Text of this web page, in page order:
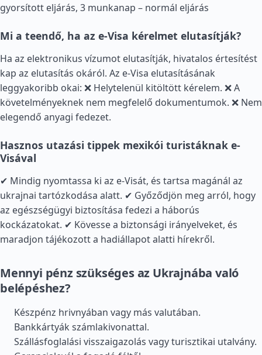
gyorsított eljárás, 3 munkanap – normál eljárás
Mi a teendő, ha az e-Visa kérelmet elutasítják?
Ha az elektronikus vízumot elutasítják, hivatalos értesítést
kap az elutasítás okáról. Az e-Visa elutasításának
leggyakoribb okai: ❌ Helytelenül kitöltött kérelem. ❌ A
követelményeknek nem megfelelő dokumentumok. ❌ Nem
elegendő anyagi fedezet.
Hasznos utazási tippek mexikói turistáknak e-
Visával
✔ Mindig nyomtassa ki az e-Visát, és tartsa magánál az
ukrajnai tartózkodása alatt. ✔ Győződjön meg arról, hogy
az egészségügyi biztosítása fedezi a háborús
kockázatokat. ✔ Kövesse a biztonsági irányelveket, és
maradjon tájékozott a hadiállapot alatti hírekről.
Mennyi pénz szükséges az Ukrajnába való
belépéshez?
Készpénz hrivnyában vagy más valutában.
Bankkártyák számlakivonattal.
Szállásfoglalási visszaigazolás vagy turisztikai utalvány.